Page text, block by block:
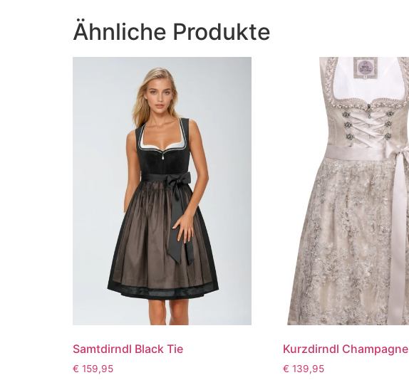
Ähnliche Produkte
Samtdirndl Black Tie
€ 159,95
Kurzdirndl Champagne
€ 139,95